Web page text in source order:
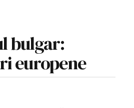
bulgar:
europene